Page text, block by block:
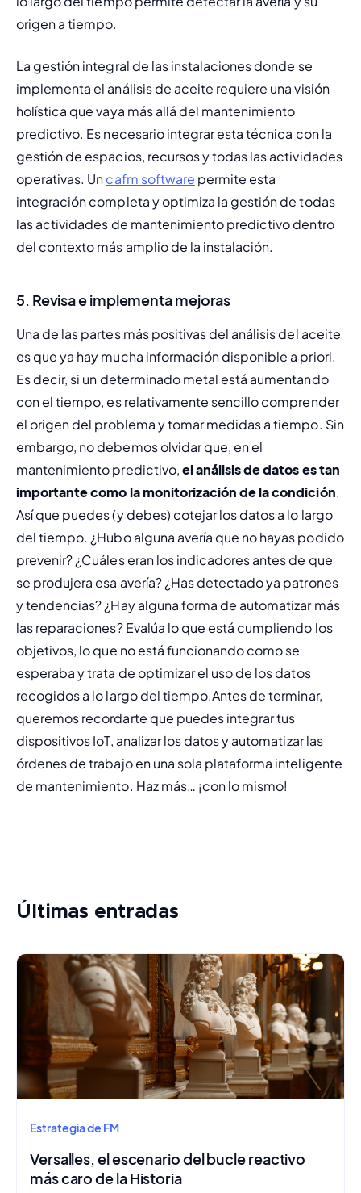
origen a tiempo.
La gestión integral de las instalaciones donde se
implementa el análisis de aceite requiere una visión
holística que vaya más allá del mantenimiento
predictivo. Es necesario integrar esta técnica con la
gestión de espacios, recursos y todas las actividades
operativas. Un cafm software permite esta
integración completa y optimiza la gestión de todas
las actividades de mantenimiento predictivo dentro
del contexto más amplio de la instalación.
5. Revisa e implementa mejoras
Una de las partes más positivas del análisis del aceite
es que ya hay mucha información disponible a priori.
Es decir, si un determinado metal está aumentando
con el tiempo, es relativamente sencillo comprender
el origen del problema y tomar medidas a tiempo. Sin
embargo, no debemos olvidar que, en el
mantenimiento predictivo, el análisis de datos es tan
importante como la monitorización de la condición.
Así que puedes (y debes) cotejar los datos a lo largo
del tiempo. ¿Hubo alguna avería que no hayas podido
prevenir? ¿Cuáles eran los indicadores antes de que
se produjera esa avería? ¿Has detectado ya patrones
y tendencias? ¿Hay alguna forma de automatizar más
las reparaciones? Evalúa lo que está cumpliendo los
objetivos, lo que no está funcionando como se
esperaba y trata de optimizar el uso de los datos
recogidos a lo largo del tiempo.Antes de terminar,
queremos recordarte que puedes integrar tus
dispositivos IoT, analizar los datos y automatizar las
órdenes de trabajo en una sola plataforma inteligente
de mantenimiento. Haz más… ¡con lo mismo!
Últimas entradas
Estrategia de FM
Versalles, el escenario del bucle reactivo
más caro de la Historia